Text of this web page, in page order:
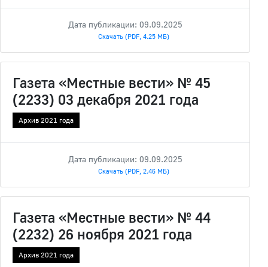
Дата публикации: 09.09.2025
Скачать (PDF, 4.25 МБ)
Газета «Местные вести» № 45
(2233) 03 декабря 2021 года
Архив 2021 года
Дата публикации: 09.09.2025
Скачать (PDF, 2.46 МБ)
Газета «Местные вести» № 44
(2232) 26 ноября 2021 года
Архив 2021 года